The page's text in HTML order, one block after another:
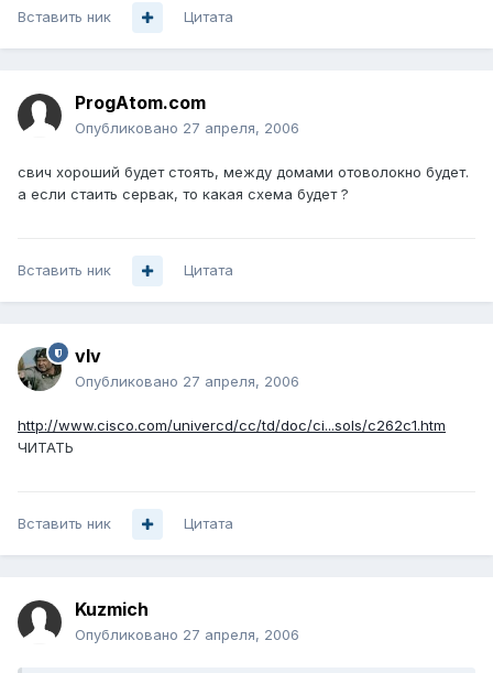
Вставить ник Цитата
ProgAtom.com
Опубликовано 27 апреля, 2006
свич хороший будет стоять, между домами отоволокно будет.
а если стаить сервак, то какая схема будет ?
Вставить ник Цитата
vIv
Опубликовано 27 апреля, 2006
http://www.cisco.com/univercd/cc/td/doc/ci...sols/c262c1.htm
ЧИТАТЬ
Вставить ник Цитата
Kuzmich
Опубликовано 27 апреля, 2006